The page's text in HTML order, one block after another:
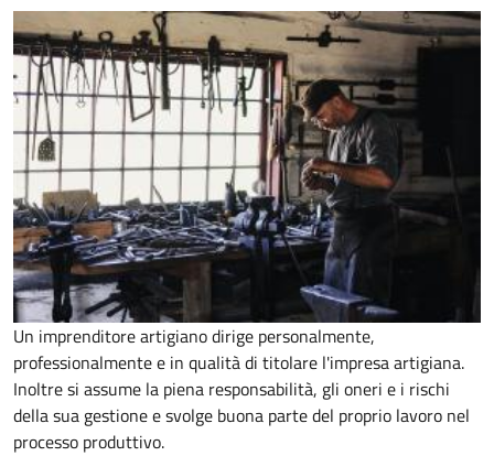
Un imprenditore artigiano dirige personalmente,
professionalmente e in qualità di titolare l'impresa artigiana.
Inoltre si assume la piena responsabilità, gli oneri e i rischi
della sua gestione e svolge buona parte del proprio lavoro nel
processo produttivo.